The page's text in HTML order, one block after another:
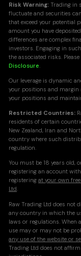
Risk Warning: Trading in
fluctuate and securities
that exceed your potential
amount you have
differences are complex
investors. Engaging in
the associated risks.
Disclosure.
Our leverage is dynamic
your positions and margin
your positions and
Restricted Countries:
residents of certain
New Zealand, Iran and
country where such
regulation.
You must be 18 years old,
registering an account
registeringat your own
Ltd.
Raw Trading Ltd does not
any country in which the
laws or regulations.
use may or may not be
any use of the website or
Trading Ltd does not